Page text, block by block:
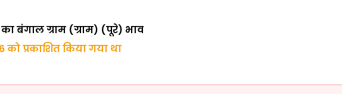
बंगाल ग्राम (ग्राम) (पूरे) भाव
प्रकाशित किया गया था